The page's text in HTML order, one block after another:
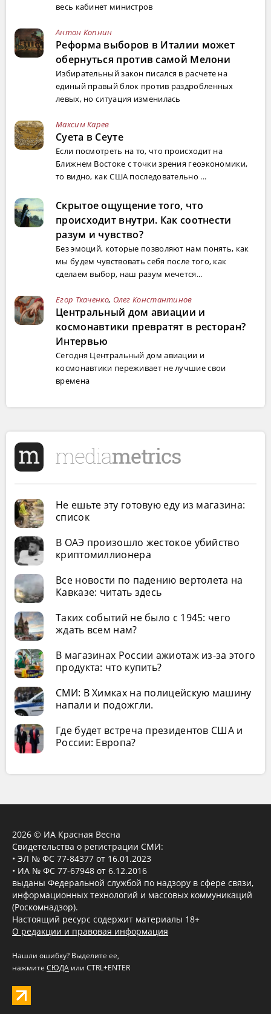
весь кабинет министров
Антон Копнин
Реформа выборов в Италии может
обернуться против самой Мелони
Избирательный закон писался в расчете на
единый правый блок против раздробленных
левых, но ситуация изменилась
Максим Карев
Суета в Сеуте
Если посмотреть на то, что происходит на
Ближнем Востоке с точки зрения геоэкономики,
то видно, как США последовательно ...
Скрытое ощущение того, что
происходит внутри. Как соотнести
разум и чувство?
Без эмоций, которые позволяют нам понять, как
мы будем чувствовать себя после того, как
сделаем выбор, наш разум мечется...
Егор Ткаченко, Олег Константинов
Центральный дом авиации и
космонавтики превратят в ресторан?
Интервью
Сегодня Центральный дом авиации и
космонавтики переживает не лучшие свои
времена
Не ешьте эту готовую еду из магазина:
список
В ОАЭ произошло жестокое убийство
криптомиллионера
Все новости по падению вертолета на
Кавказе: читать здесь
Таких событий не было с 1945: чего
ждать всем нам?
В магазинах России ажиотаж из-за этого
продукта: что купить?
СМИ: В Химках на полицейскую машину
напали и подожгли.
Где будет встреча президентов США и
России: Европа?
2026 © ИА Красная Весна
Свидетельства о регистрации СМИ:
• ЭЛ № ФС 77-84377 от 16.01.2023
• ИА № ФС 77-67948 от 6.12.2016
выданы Федеральной службой по надзору в сфере связи,
информационных технологий и массовых коммуникаций
(Роскомнадзор).
Настоящий ресурс содержит материалы 18+
О редакции и правовая информация
Нашли ошибку? Выделите ее,
нажмите СЮДА или CTRL+ENTER